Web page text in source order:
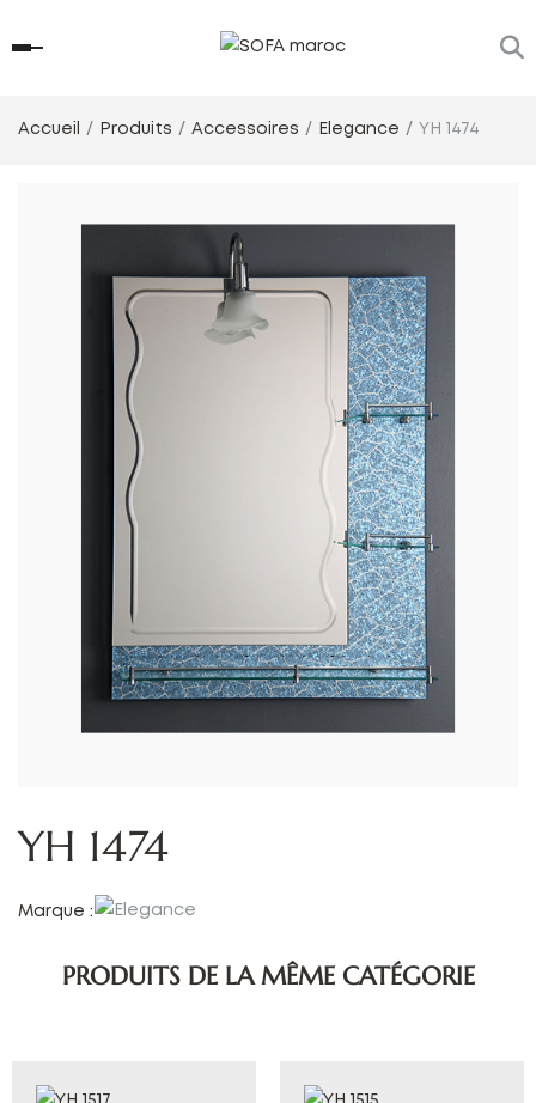
Accueil Produits Accessoires Elegance YH 1474
YH 1474
Marque :
PRODUITS DE LA MÊME CATÉGORIE